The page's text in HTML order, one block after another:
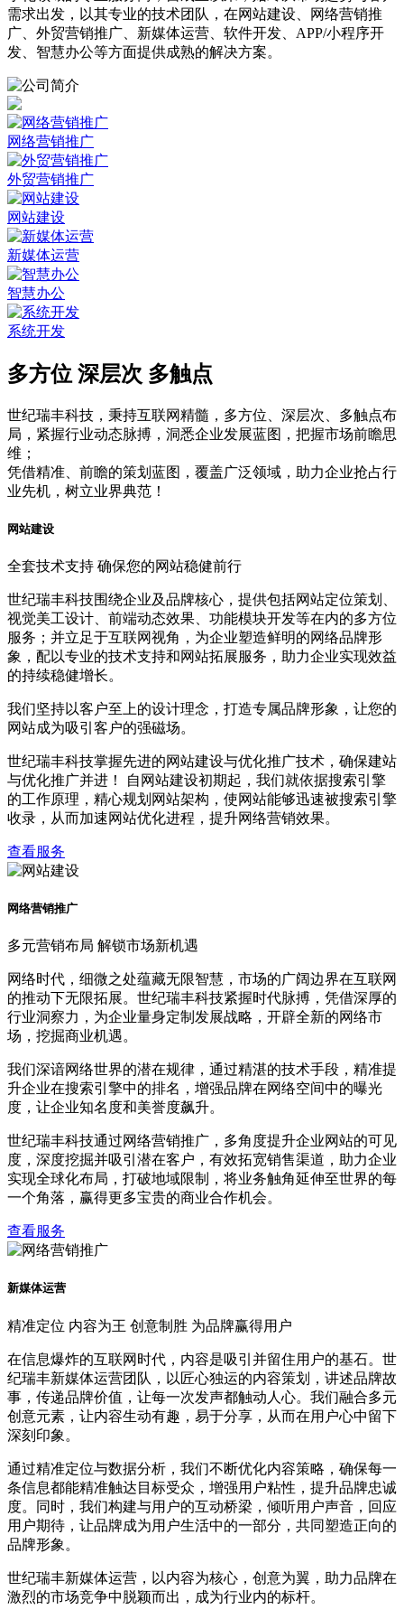
需求出发，以其专业的技术团队，在网站建设、网络营销推
广、外贸营销推广、新媒体运营、软件开发、APP/小程序开
发、智慧办公等方面提供成熟的解决方案。
网络营销推广
外贸营销推广
网站建设
新媒体运营
智慧办公
系统开发
多方位 深层次 多触点
世纪瑞丰科技，秉持互联网精髓，多方位、深层次、多触点布
局，紧握行业动态脉搏，洞悉企业发展蓝图，把握市场前瞻思
维；
凭借精准、前瞻的策划蓝图，覆盖广泛领域，助力企业抢占行
业先机，树立业界典范！
网站建设
全套技术支持 确保您的网站稳健前行
世纪瑞丰科技围绕企业及品牌核心，提供包括网站定位策划、
视觉美工设计、前端动态效果、功能模块开发等在内的多方位
服务；并立足于互联网视角，为企业塑造鲜明的网络品牌形
象，配以专业的技术支持和网站拓展服务，助力企业实现效益
的持续稳健增长。
我们坚持以客户至上的设计理念，打造专属品牌形象，让您的
网站成为吸引客户的强磁场。
世纪瑞丰科技掌握先进的网站建设与优化推广技术，确保建站
与优化推广并进！ 自网站建设初期起，我们就依据搜索引擎
的工作原理，精心规划网站架构，使网站能够迅速被搜索引擎
收录，从而加速网站优化进程，提升网络营销效果。
查看服务
网络营销推广
多元营销布局 解锁市场新机遇
网络时代，细微之处蕴藏无限智慧，市场的广阔边界在互联网
的推动下无限拓展。世纪瑞丰科技紧握时代脉搏，凭借深厚的
行业洞察力，为企业量身定制发展战略，开辟全新的网络市
场，挖掘商业机遇。
我们深谙网络世界的潜在规律，通过精湛的技术手段，精准提
升企业在搜索引擎中的排名，增强品牌在网络空间中的曝光
度，让企业知名度和美誉度飙升。
世纪瑞丰科技通过网络营销推广，多角度提升企业网站的可见
度，深度挖掘并吸引潜在客户，有效拓宽销售渠道，助力企业
实现全球化布局，打破地域限制，将业务触角延伸至世界的每
一个角落，赢得更多宝贵的商业合作机会。
查看服务
新媒体运营
精准定位 内容为王 创意制胜 为品牌赢得用户
在信息爆炸的互联网时代，内容是吸引并留住用户的基石。世
纪瑞丰新媒体运营团队，以匠心独运的内容策划，讲述品牌故
事，传递品牌价值，让每一次发声都触动人心。我们融合多元
创意元素，让内容生动有趣，易于分享，从而在用户心中留下
深刻印象。
通过精准定位与数据分析，我们不断优化内容策略，确保每一
条信息都能精准触达目标受众，增强用户粘性，提升品牌忠诚
度。同时，我们构建与用户的互动桥梁，倾听用户声音，回应
用户期待，让品牌成为用户生活中的一部分，共同塑造正向的
品牌形象。
世纪瑞丰新媒体运营，以内容为核心，创意为翼，助力品牌在
激烈的市场竞争中脱颖而出，成为行业内的标杆。